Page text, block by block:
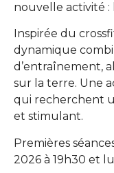
nouvelle activité :
Inspirée du
dynamique
d’entraînement,
sur la terre. Une
qui recherchent
et stimulant.
Premières
2026 à 19h30 et